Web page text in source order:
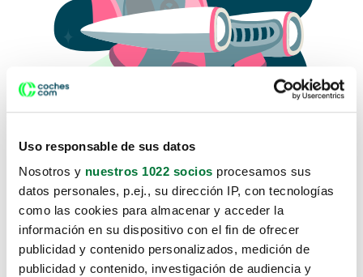
Uso responsable de sus datos
Nosotros y nuestros 1022 socios procesamos sus
datos personales, p.ej., su dirección IP, con tecnologías
como las cookies para almacenar y acceder la
información en su dispositivo con el fin de ofrecer
publicidad y contenido personalizados, medición de
publicidad y contenido, investigación de audiencia y
Lo sentimos, no sabemos como
te hemos traido hasta aquí.